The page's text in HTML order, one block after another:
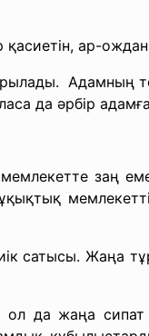
қасиетін, ар-
Адамның
да әрбір
заң
сатысы. Жаңа
ол да жаңа